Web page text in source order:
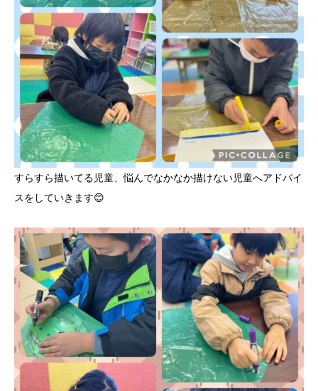
すらすら描いてる児童、悩んでなかなか描けない児童へアドバイ
スをしていきます😊